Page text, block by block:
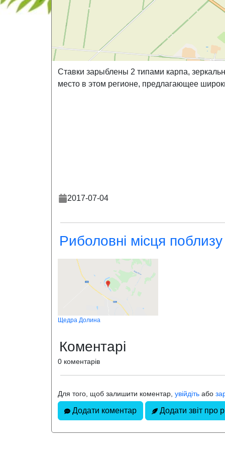
Ставки зарыблены 2 типами карпа,
место в этом регионе, предлагающее
2017-07-04
Риболовні місця поблизу
Щедра Долина
Коментарі
0 коментарів
Для того, щоб залишити коментар, увійдіть або
Додати коментар Додати звіт